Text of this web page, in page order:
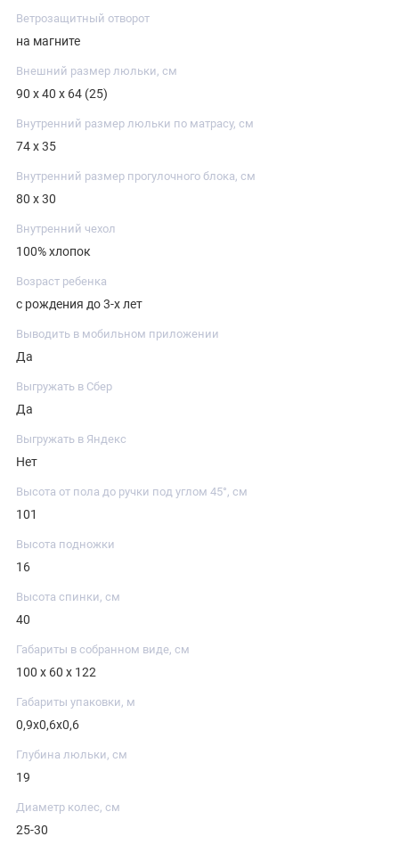
Ветрозащитный отворот
на магните
Внешний размер люльки, см
90 х 40 х 64 (25)
Внутренний размер люльки по матрасу, см
74 х 35
Внутренний размер прогулочного блока, см
80 х 30
Внутренний чехол
100% хлопок
Возраст ребенка
с рождения до 3-х лет
Выводить в мобильном приложении
Да
Выгружать в Сбер
Да
Выгружать в Яндекс
Нет
Высота от пола до ручки под углом 45°, см
101
Высота подножки
16
Высота спинки, см
40
Габариты в собранном виде, см
100 х 60 х 122
Габариты упаковки, м
0,9х0,6х0,6
Глубина люльки, см
19
Диаметр колес, см
25-30